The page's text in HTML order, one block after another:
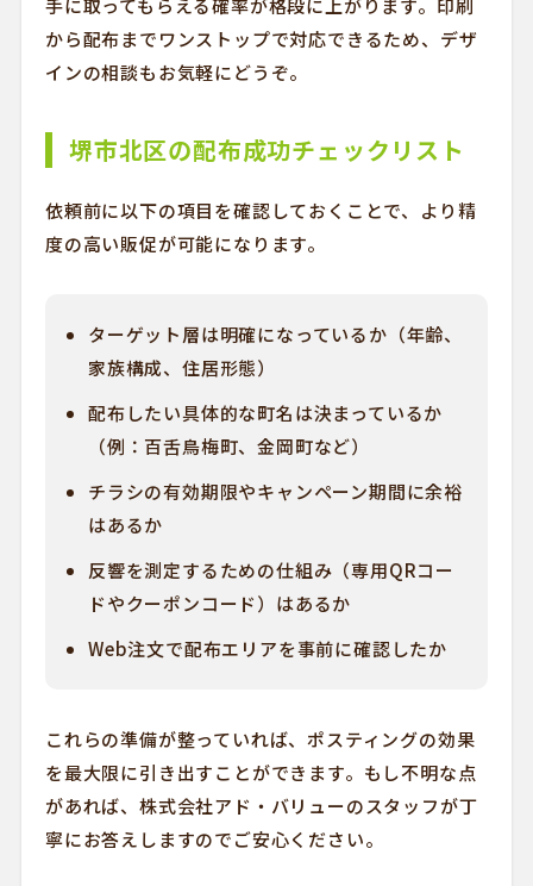
手に取ってもらえる確率が格段に上がります。印刷
から配布までワンストップで対応できるため、デザ
インの相談もお気軽にどうぞ。
堺市北区の配布成功チェックリスト
依頼前に以下の項目を確認しておくことで、より精
度の高い販促が可能になります。
ターゲット層は明確になっているか（年齢、
家族構成、住居形態）
配布したい具体的な町名は決まっているか
（例：百舌鳥梅町、金岡町など）
チラシの有効期限やキャンペーン期間に余裕
はあるか
反響を測定するための仕組み（専用QRコー
ドやクーポンコード）はあるか
Web注文で配布エリアを事前に確認したか
これらの準備が整っていれば、ポスティングの効果
を最大限に引き出すことができます。もし不明な点
があれば、株式会社アド・バリューのスタッフが丁
寧にお答えしますのでご安心ください。